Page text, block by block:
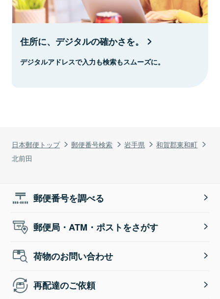
日本郵便トップ 郵便番号検索 岩手県
和賀郡東和町
北前田
住所に、デジタルの確かさを。
デジタルアドレスで入力も検索もスムーズに。
郵便番号を調べる
郵便局・ATM・ポストをさがす
荷物のお問い合わせ
再配達のご依頼